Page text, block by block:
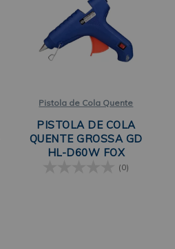
Pistola de Cola Quente
PISTOLA DE COLA
QUENTE GROSSA GD
HL-D60W FOX
(0)